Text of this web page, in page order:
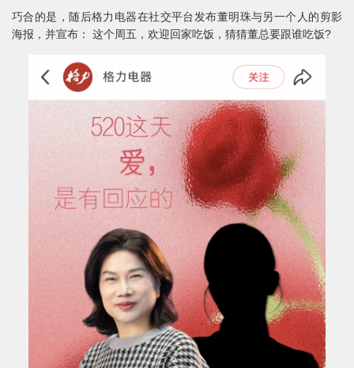
巧合的是，随后格力电器在社交平台发布董明珠与另一个人的剪影
海报，并宣布： 这个周五，欢迎回家吃饭，猜猜董总要跟谁吃饭?